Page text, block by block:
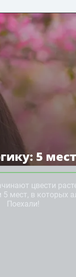
5
цвести
мест, в которых
Поехали!